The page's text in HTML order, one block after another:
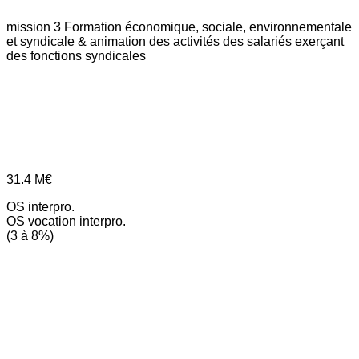
mission 3 Formation économique, sociale, environnementale
et syndicale & animation des activités des salariés exerçant
des fonctions syndicales
31.4 M€
OS interpro.
OS vocation interpro.
(3 à 8%)